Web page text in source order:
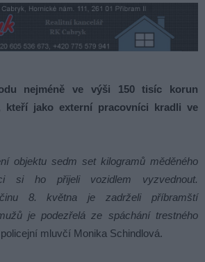
nejméně ve výši 150 tisíc korun
kteří jako externí pracovníci kradli ve
objektu sedm set kilogramů měděného
si ho přijeli vozidlem vyzvednout.
8. května je zadrželi příbramští
je podezřelá ze spáchání trestného
mluvčí Monika Schindlová.